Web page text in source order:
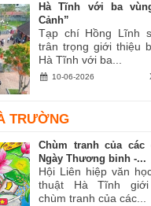
Hà Tĩnh với ba
Cảnh”
Tạp chí Hồng Lĩnh
trân trọng giới thiệu
Hà Tĩnh với ba...
10-06-2026
TRƯỜNG
Chùm tranh của các
Ngày Thương binh -...
Hội Liên hiệp văn
thuật Hà Tĩnh giới
chùm tranh của các...